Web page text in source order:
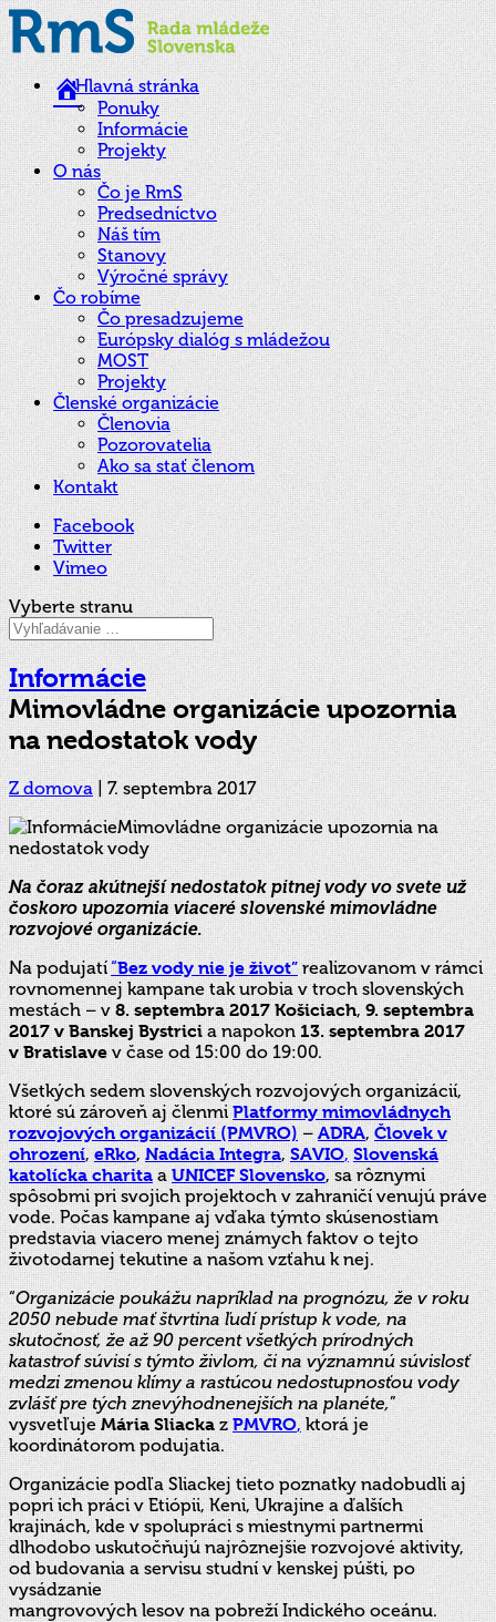
Hlavná stránka
Ponuky
Informácie
Projekty
O nás
Čo je RmS
Predsedníctvo
Náš tím
Stanovy
Výročné správy
Čo robíme
Čo presadzujeme
Európsky dialóg s mládežou
MOST
Projekty
Členské organizácie
Členovia
Pozorovatelia
Ako sa stať členom
Kontakt
Facebook
Twitter
Vimeo
Vyberte stranu
Informácie
Mimovládne organizácie upozornia
na nedostatok vody
Z domova|7. septembra 2017
Na čoraz akútnejší nedostatok pitnej vody vo svete už
čoskoro upozornia viaceré slovenské mimovládne
rozvojové organizácie.
Na podujatí“Bez vody nie je život”realizovanom v rámci
rovnomennej kampane tak urobia v troch slovenských
mestách – v8. septembra 2017Košiciach,9. septembra
2017 vBanskej Bystricia napokon13. septembra 2017
vBratislavev čase od 15:00 do 19:00.
Všetkých sedem slovenských rozvojových organizácií,
ktoré sú zároveň aj členmiPlatformy mimovládnych
rozvojových organizácií (PMVRO) –ADRA, Človek v
ohrození,eRko,Nadácia Integra,SAVIO, Slovenská
katolícka charitaaUNICEF Slovensko, sa rôznymi
spôsobmi pri svojich projektoch v zahraničí venujú práve
vode. Počas kampane aj vďaka týmto skúsenostiam
predstavia viacero menej známych faktov o tejto
životodarnej tekutine a našom vzťahu k nej.
“Organizácie poukážu napríklad na prognózu, že v roku
2050 nebude mať štvrtina ľudí prístup k vode, na
skutočnosť, že až 90 percent všetkých prírodných
katastrof súvisí s týmto živlom, či na významnú súvislosť
medzi zmenou klímy a rastúcou nedostupnosťou vody
zvlášť pre tých znevýhodnenejších na planéte,”
vysvetľujeMária SliackazPMVRO,ktorá je
koordinátorom podujatia.
Organizácie podľa Sliackej tieto poznatky nadobudli aj
popri ich práci v Etiópii, Keni, Ukrajine a ďalších
krajinách, kde v spolupráci s miestnymi partnermi
dlhodobo uskutočňujú najrôznejšie rozvojové aktivity,
od budovania a servisu studní v kenskej púšti, po
vysádzanie
mangrovových lesov na pobreží Indického oceánu.